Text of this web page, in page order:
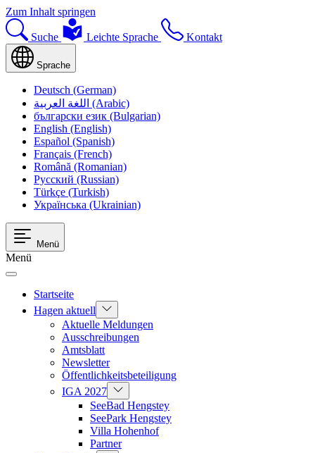
Zum Inhalt springen
Suche Leichte Sprache Kontakt
Sprache
Deutsch (German)
اللغة العربية (Arabic)
български език (Bulgarian)
English (English)
Español (Spanish)
Français (French)
Română (Romanian)
Русский (Russian)
Türkçe (Turkish)
Українська (Ukrainian)
Menü
Menü
Startseite
Hagen aktuell
Aktuelle Meldungen
Ausschreibungen
Amtsblatt
Newsletter
Öffentlichkeitsbeteiligung
IGA 2027
SeeBad Hengstey
SeePark Hengstey
Villa Hohenhof
Partner